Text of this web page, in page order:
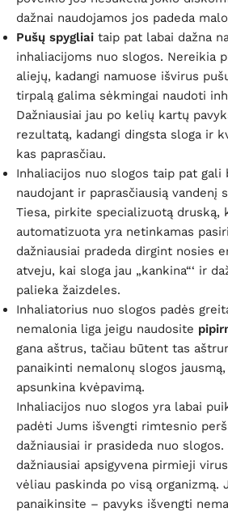
dažnai naudojamos jos padeda
Pušų spygliai taip pat labai dažna
inhaliacijoms nuo slogos. Nereikia
aliejų, kadangi namuose išvirus
tirpalą galima sėkmingai naudoti
Dažniausiai jau po kelių kartų
rezultatą, kadangi dingsta sloga ir
kas paprasčiau.
Inhaliacijos nuo slogos taip pat gali
naudojant ir paprasčiausią vandenį
Tiesa, pirkite specializuotą druską,
automatizuota yra netinkamas
dažniausiai pradeda dirgint nosies
atveju, kai sloga jau „kankina“‘ ir
palieka žaizdeles.
Inhaliatorius nuo slogos padės
nemalonia liga jeigu naudosite
gana aštrus, tačiau būtent tas
panaikinti nemalonų slogos
apsunkina kvėpavimą.
Inhaliacijos nuo slogos yra labai
padėti Jums išvengti rimtesnio
dažniausiai ir prasideda nuo
dažniausiai apsigyvena pirmieji
vėliau paskinda po visą organizmą.
panaikinsite – pavyks išvengti